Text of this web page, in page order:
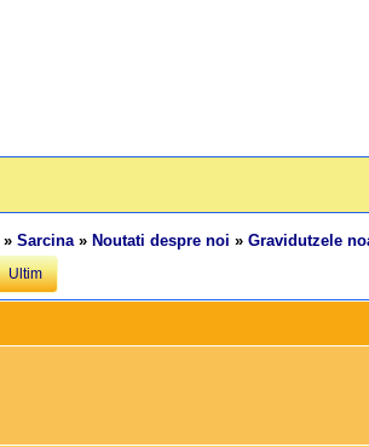
»Sarcina» Noutati despre noi »Gravidutzele
Ultim